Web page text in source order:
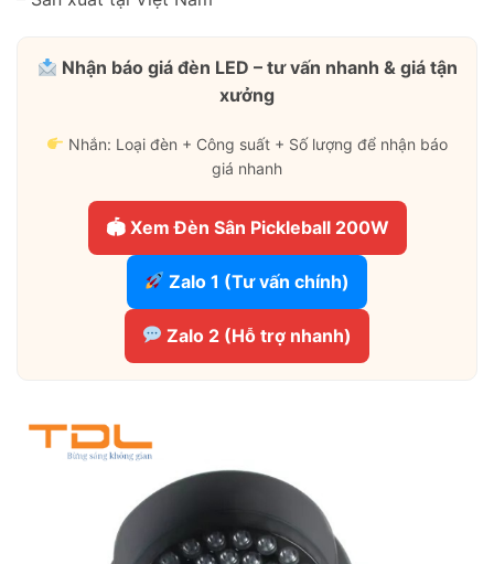
Nhận báo giá đèn LED – tư vấn nhanh & giá tận
xưởng
Nhắn: Loại đèn + Công suất + Số lượng để nhận báo
giá nhanh
🏟 Xem Đèn Sân Pickleball 200W
Zalo 1 (Tư vấn chính)
Zalo 2 (Hỗ trợ nhanh)